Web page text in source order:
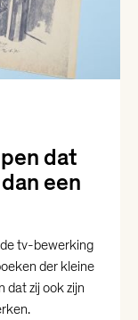
dat
een
tv-bewerking
der kleine
dat zij ook zijn